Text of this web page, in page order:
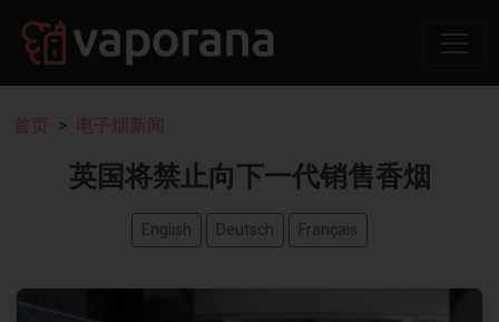
首页 电子烟新闻
英国将禁止向下一代销售香烟
English Deutsch Français